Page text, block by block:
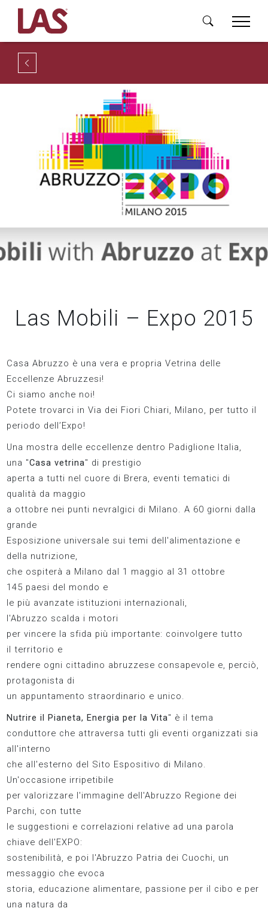
Las Mobili – Expo 2015
Casa Abruzzo è una vera e propria Vetrina delle
Eccellenze Abruzzesi!
Ci siamo anche noi!
Potete trovarci in Via dei Fiori Chiari, Milano, per tutto il
periodo dell’Expo!
Una mostra delle eccellenze dentro Padiglione Italia,
una "Casa vetrina" di prestigio
aperta a tutti nel cuore di Brera, eventi tematici di
qualità da maggio
a ottobre nei punti nevralgici di Milano. A 60 giorni dalla
grande
Esposizione universale sui temi dell'alimentazione e
della nutrizione,
che ospiterà a Milano dal 1 maggio al 31 ottobre
145 paesi del mondo e
le più avanzate istituzioni internazionali,
l'Abruzzo scalda i motori
per vincere la sfida più importante: coinvolgere tutto
il territorio e
rendere ogni cittadino abruzzese consapevole e, perciò,
protagonista di
un appuntamento straordinario e unico.
Nutrire il Pianeta, Energia per la Vita" è il tema
conduttore che attraversa tutti gli eventi organizzati sia
all'interno
che all'esterno del Sito Espositivo di Milano.
Un'occasione irripetibile
per valorizzare l'immagine dell'Abruzzo Regione dei
Parchi, con tutte
le suggestioni e correlazioni relative ad una parola
chiave dell'EXPO:
sostenibilità, e poi l'Abruzzo Patria dei Cuochi, un
messaggio che evoca
storia, educazione alimentare, passione per il cibo e per
una natura da